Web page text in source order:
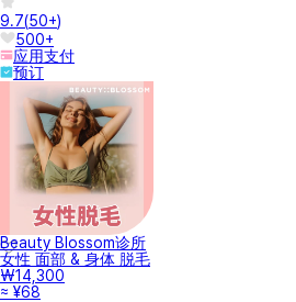
9.7(50+)
500+
应用支付
预订
Beauty Blossom诊所
女性 面部 & 身体 脱毛
₩14,300
≈ ¥68